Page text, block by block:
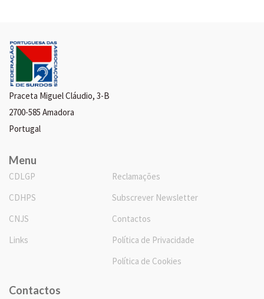
Praceta Miguel Cláudio, 3-B
2700-585 Amadora
Portugal
Menu
CDLGP
CDHPS
CNJS
Links
Reclamações
Subscrever Newsletter
Contactos
Política de Privacidade
Política de Cookies
Contactos